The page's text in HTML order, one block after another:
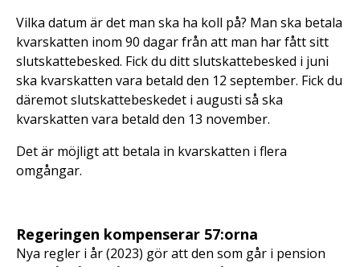
Vilka datum är det man ska ha koll på? Man ska betala
kvarskatten inom 90 dagar från att man har fått sitt
slutskattebesked. Fick du ditt slutskattebesked i juni
ska kvarskatten vara betald den 12 september. Fick du
däremot slutskattebeskedet i augusti så ska
kvarskatten vara betald den 13 november.
Det är möjligt att betala in kvarskatten i flera
omgångar.
Regeringen kompenserar 57:orna
Nya regler i år (2023) gör att den som går i pension